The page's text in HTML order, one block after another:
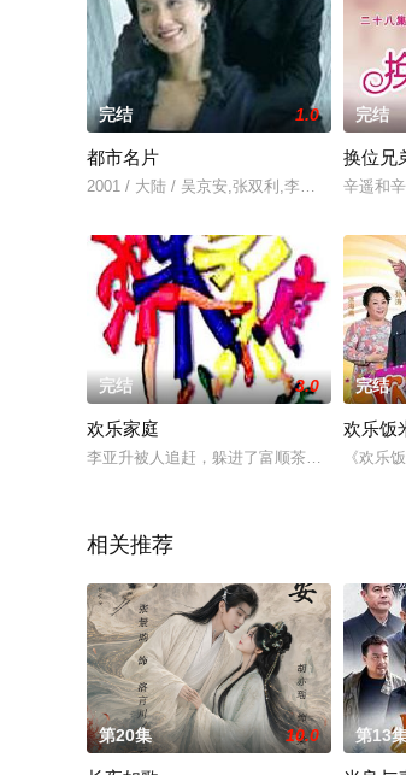
完结 1.0
都市名片
2001 / 大陆 / 吴京安,张双利,李颖,张越
完结
换位兄
辛遥和
完结 3.0
欢乐家庭
李亚升被人追赶，躲进了富顺茶室，茶室老
完结
欢乐饭
《欢乐
相关推荐
第20集 10.0 第13